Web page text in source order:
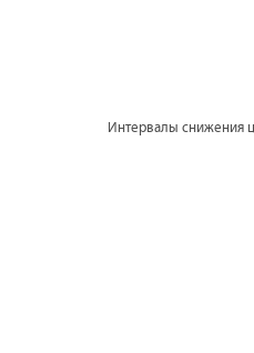
Интервалы снижения